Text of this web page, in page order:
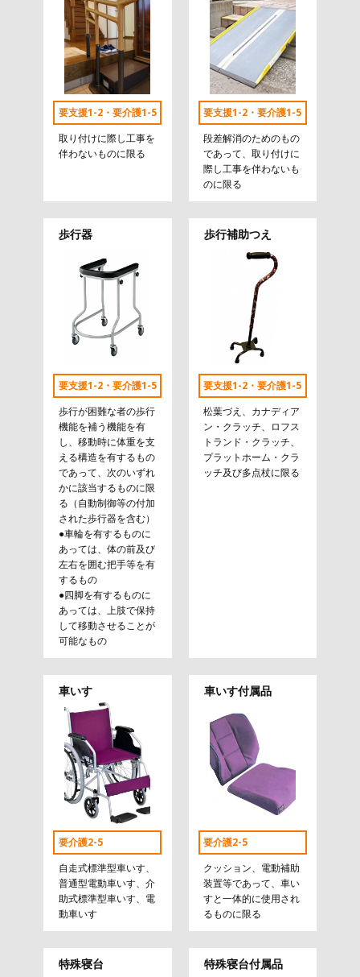
要支援1-2・要介護1-5
取り付けに際し工事を
伴わないものに限る
要支援1-2・要介護1-5
段差解消のためのもの
であって、取り付けに
際し工事を伴わないも
のに限る
歩行器
要支援1-2・要介護1-5
歩行が困難な者の歩行
機能を補う機能を有
し、移動時に体重を支
える構造を有するもの
であって、次のいずれ
かに該当するものに限
る（自動制御等の付加
された歩行器を含む）
●車輪を有するものに
あっては、体の前及び
左右を囲む把手等を有
するもの
●四脚を有するものに
あっては、上肢で保持
して移動させることが
可能なもの
歩行補助つえ
要支援1-2・要介護1-5
松葉づえ、カナディア
ン・クラッチ、ロフス
トランド・クラッチ、
プラットホーム・クラ
ッチ及び多点杖に限る
車いす
要介護2-5
自走式標準型車いす、
普通型電動車いす、介
助式標準型車いす、電
動車いす
車いす付属品
要介護2-5
クッション、電動補助
装置等であって、車い
すと一体的に使用され
るものに限る
特殊寝台 特殊寝台付属品